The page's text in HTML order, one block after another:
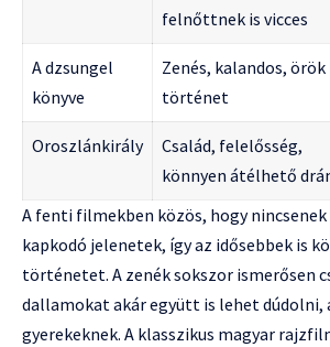
felnőttnek is vicces
A dzsungel
könyve
Zenés, kalandos, örök
történet
Oroszlánkirály
Család, felelősség,
könnyen átélhető
A fenti filmekben közös, hogy
kapkodó jelenetek, így az idősebbek is
történetet. A zenék sokszor ismerősen
dallamokat akár együtt is lehet dúdolni,
gyerekeknek. A klasszikus magyar